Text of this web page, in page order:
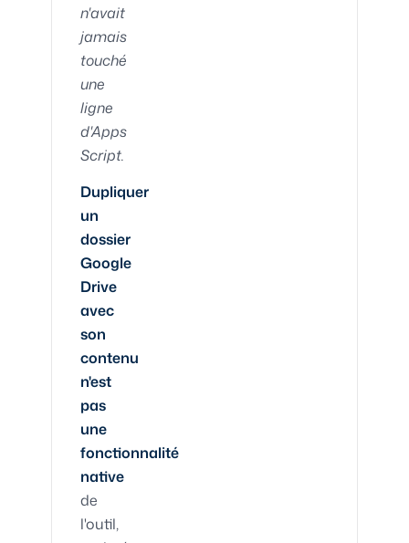
n'avait
jamais
touché
une
ligne
d'Apps
Script.
Dupliquer
un
dossier
Google
Drive
avec
son
contenu
n'est
pas
une
fonctionnalité
native
de
l'outil,